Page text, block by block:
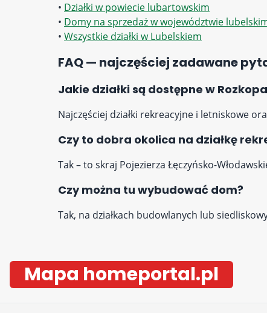
• Działki w powiecie lubartowskim
• Domy na sprzedaż w województwie
• Wszystkie działki w Lubelskiem
FAQ — najczęściej zadawane
Jakie działki są dostępne w
Najczęściej działki rekreacyjne i letniskowe
Czy to dobra okolica na działkę
Tak – to skraj Pojezierza Łęczyńsko-
Czy można tu wybudować dom?
Tak, na działkach budowlanych lub
Mapa homeportal.pl